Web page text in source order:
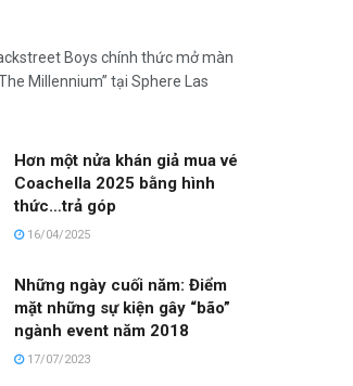
Boys chính thức mở màn
Millennium” tại Sphere Las
Hơn một nửa khán giả mua vé
Coachella 2025 bằng hình
thức…trả góp
16/04/2025
Những ngày cuối năm: Điểm
mặt những sự kiện gây “bão”
ngành event năm 2018
17/07/2023